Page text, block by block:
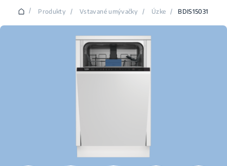
/ Produkty / Vstavané umývačky / Úzke / BDIS15031